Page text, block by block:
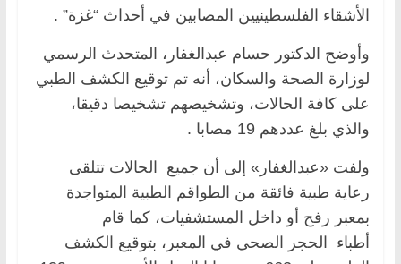
الأشقاء الفلسطينيين المصابين في أحداث “غزة” .
وأوضح الدكتور حسام عبدالغفار، المتحدث الرسمي
لوزارة الصحة والسكان، أنه تم توقيع الكشف الطبي
على كافة الحالات، وتشخيصهم تشخيصا دقيقا،
والذي بلغ عددهم 19 مصابا .
ولفت «عبدالغفار» إلى أن جميع الحالات تتلقى
رعاية طبية فائقة من الطواقم الطبية المتواجدة
بمعبر رفح أو داخل المستشفيات، كما قام
أطباء الحجر الصحي في المعبر، بتوقيع الكشف